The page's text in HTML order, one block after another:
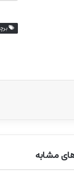
مشابه